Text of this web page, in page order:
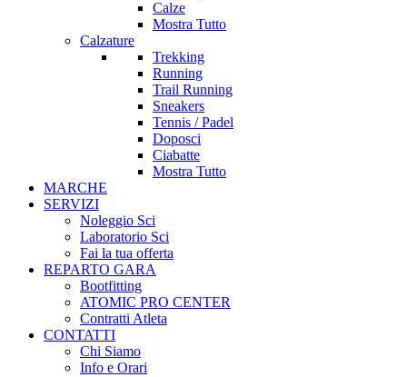
Calze
Mostra Tutto
Calzature
Trekking
Running
Trail Running
Sneakers
Tennis / Padel
Doposci
Ciabatte
Mostra Tutto
MARCHE
SERVIZI
Noleggio Sci
Laboratorio Sci
Fai la tua offerta
REPARTO GARA
Bootfitting
ATOMIC PRO CENTER
Contratti Atleta
CONTATTI
Chi Siamo
Info e Orari